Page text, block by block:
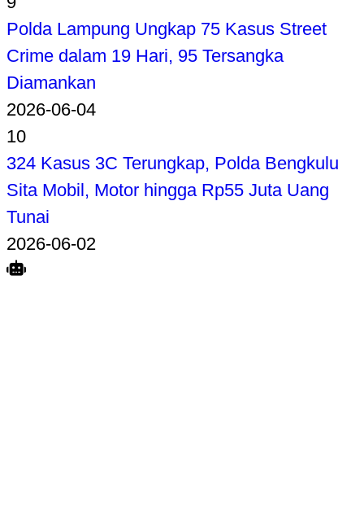
Polda Lampung Ungkap 75 Kasus Street
Crime dalam 19 Hari, 95 Tersangka
Diamankan
2026-06-04
10
324 Kasus 3C Terungkap, Polda Bengkulu
Sita Mobil, Motor hingga Rp55 Juta Uang
Tunai
2026-06-02